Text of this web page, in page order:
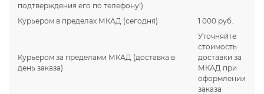
подтверждения его по телефону!)
Курьером в пределах МКАД (сегодня) 1 000 руб.
Курьером за пределами МКАД (доставка в
день заказа)
Уточняйте
стоимость
доставки за
МКАД при
оформлении
заказа